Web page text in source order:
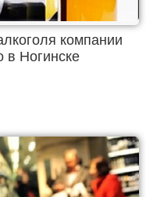
компании
в Ногинске